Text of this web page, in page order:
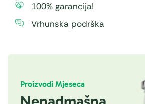
100% garancija!
Vrhunska podrška
Proizvodi Mjeseca